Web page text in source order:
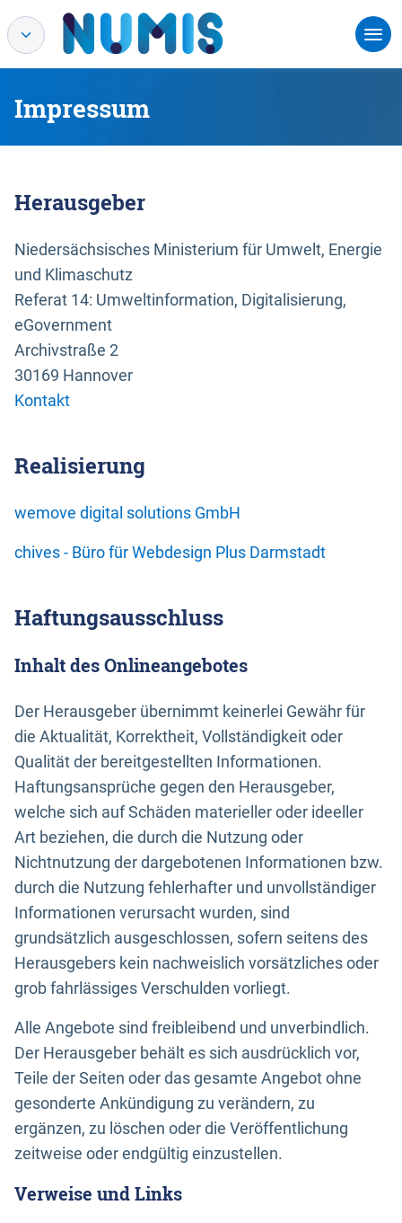
Impressum
Herausgeber
Niedersächsisches Ministerium für Umwelt, Energie
und Klimaschutz
Referat 14: Umweltinformation, Digitalisierung,
eGovernment
Archivstraße 2
30169 Hannover
Kontakt
Realisierung
wemove digital solutions GmbH
chives - Büro für Webdesign Plus Darmstadt
Haftungsausschluss
Inhalt des Onlineangebotes
Der Herausgeber übernimmt keinerlei Gewähr für
die Aktualität, Korrektheit, Vollständigkeit oder
Qualität der bereitgestellten Informationen.
Haftungsansprüche gegen den Herausgeber,
welche sich auf Schäden materieller oder ideeller
Art beziehen, die durch die Nutzung oder
Nichtnutzung der dargebotenen Informationen bzw.
durch die Nutzung fehlerhafter und unvollständiger
Informationen verursacht wurden, sind
grundsätzlich ausgeschlossen, sofern seitens des
Herausgebers kein nachweislich vorsätzliches oder
grob fahrlässiges Verschulden vorliegt.
Alle Angebote sind freibleibend und unverbindlich.
Der Herausgeber behält es sich ausdrücklich vor,
Teile der Seiten oder das gesamte Angebot ohne
gesonderte Ankündigung zu verändern, zu
ergänzen, zu löschen oder die Veröffentlichung
zeitweise oder endgültig einzustellen.
Verweise und Links